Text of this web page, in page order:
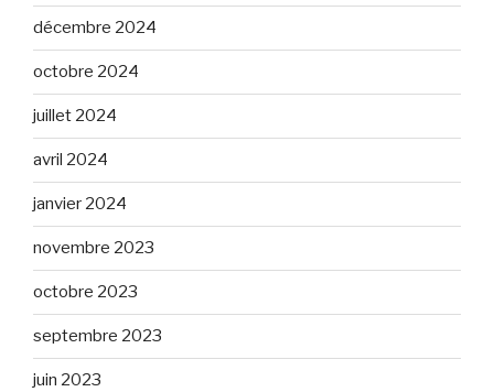
décembre 2024
octobre 2024
juillet 2024
avril 2024
janvier 2024
novembre 2023
octobre 2023
septembre 2023
juin 2023